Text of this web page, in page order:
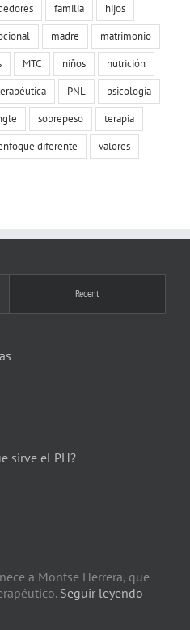
familia
hijos
madre
matrimonio
MTC niños
nutrición
PNL
psicología
sobrepeso
terapia
diferente valores
Recent
sirve el PH?
a Montse Herrera, que
Seguir leyendo